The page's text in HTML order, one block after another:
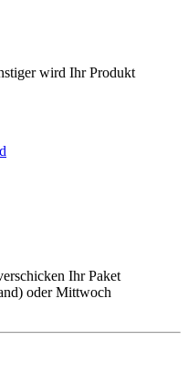
wird Ihr Produkt
Ihr Paket
oder Mittwoch